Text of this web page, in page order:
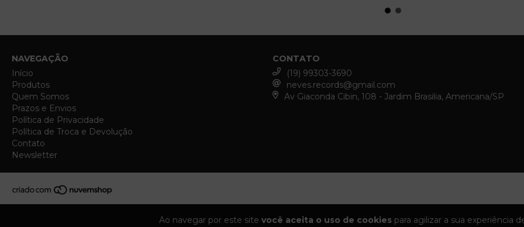
Ao navegar por este site você aceita o uso de cookies para agilizar a sua experiência
NAVEGAÇÃO
Início
Produtos
Quem Somos
Prazos e Envios
Política de Privacidade
Política de Troca e Devolução
Contato
Newsletter
CONTATO
(19) 99303-3690
neves.records@gmail.com
Av Giaconda Cibin, 108 - Jardim Brasilia, Americana/SP